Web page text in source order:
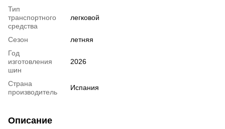
Тип
транспортного
средства
легковой
Сезон
летняя
Год
изготовления
шин
2026
Страна
производитель
Испания
Описание